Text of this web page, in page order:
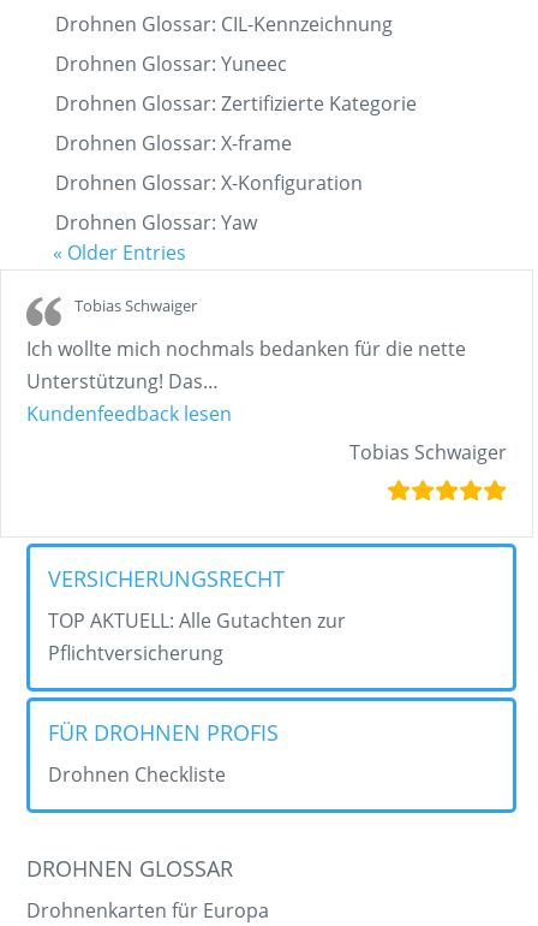
Drohnen Glossar: CIL-Kennzeichnung
Drohnen Glossar: Yuneec
Drohnen Glossar: Zertifizierte Kategorie
Drohnen Glossar: X-frame
Drohnen Glossar: X-Konfiguration
Drohnen Glossar: Yaw
« Older Entries
Tobias Schwaiger
Ich wollte mich nochmals bedanken für die nette
Unterstützung! Das…
Kundenfeedback lesen
Tobias Schwaiger
VERSICHERUNGSRECHT
TOP AKTUELL: Alle Gutachten zur
Pflichtversicherung
FÜR DROHNEN PROFIS
Drohnen Checkliste
DROHNEN GLOSSAR
Drohnenkarten für Europa